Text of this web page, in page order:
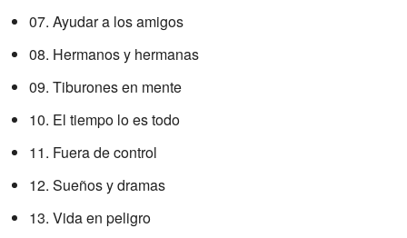
07. Ayudar a los amigos
08. Hermanos y hermanas
09. Tiburones en mente
10. El tiempo lo es todo
11. Fuera de control
12. Sueños y dramas
13. Vida en peligro